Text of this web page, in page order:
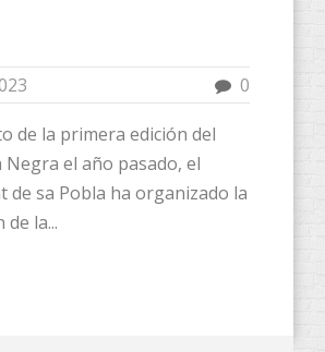
0
de la primera edición del
Negra el año pasado, el
de sa Pobla ha organizado la
la...